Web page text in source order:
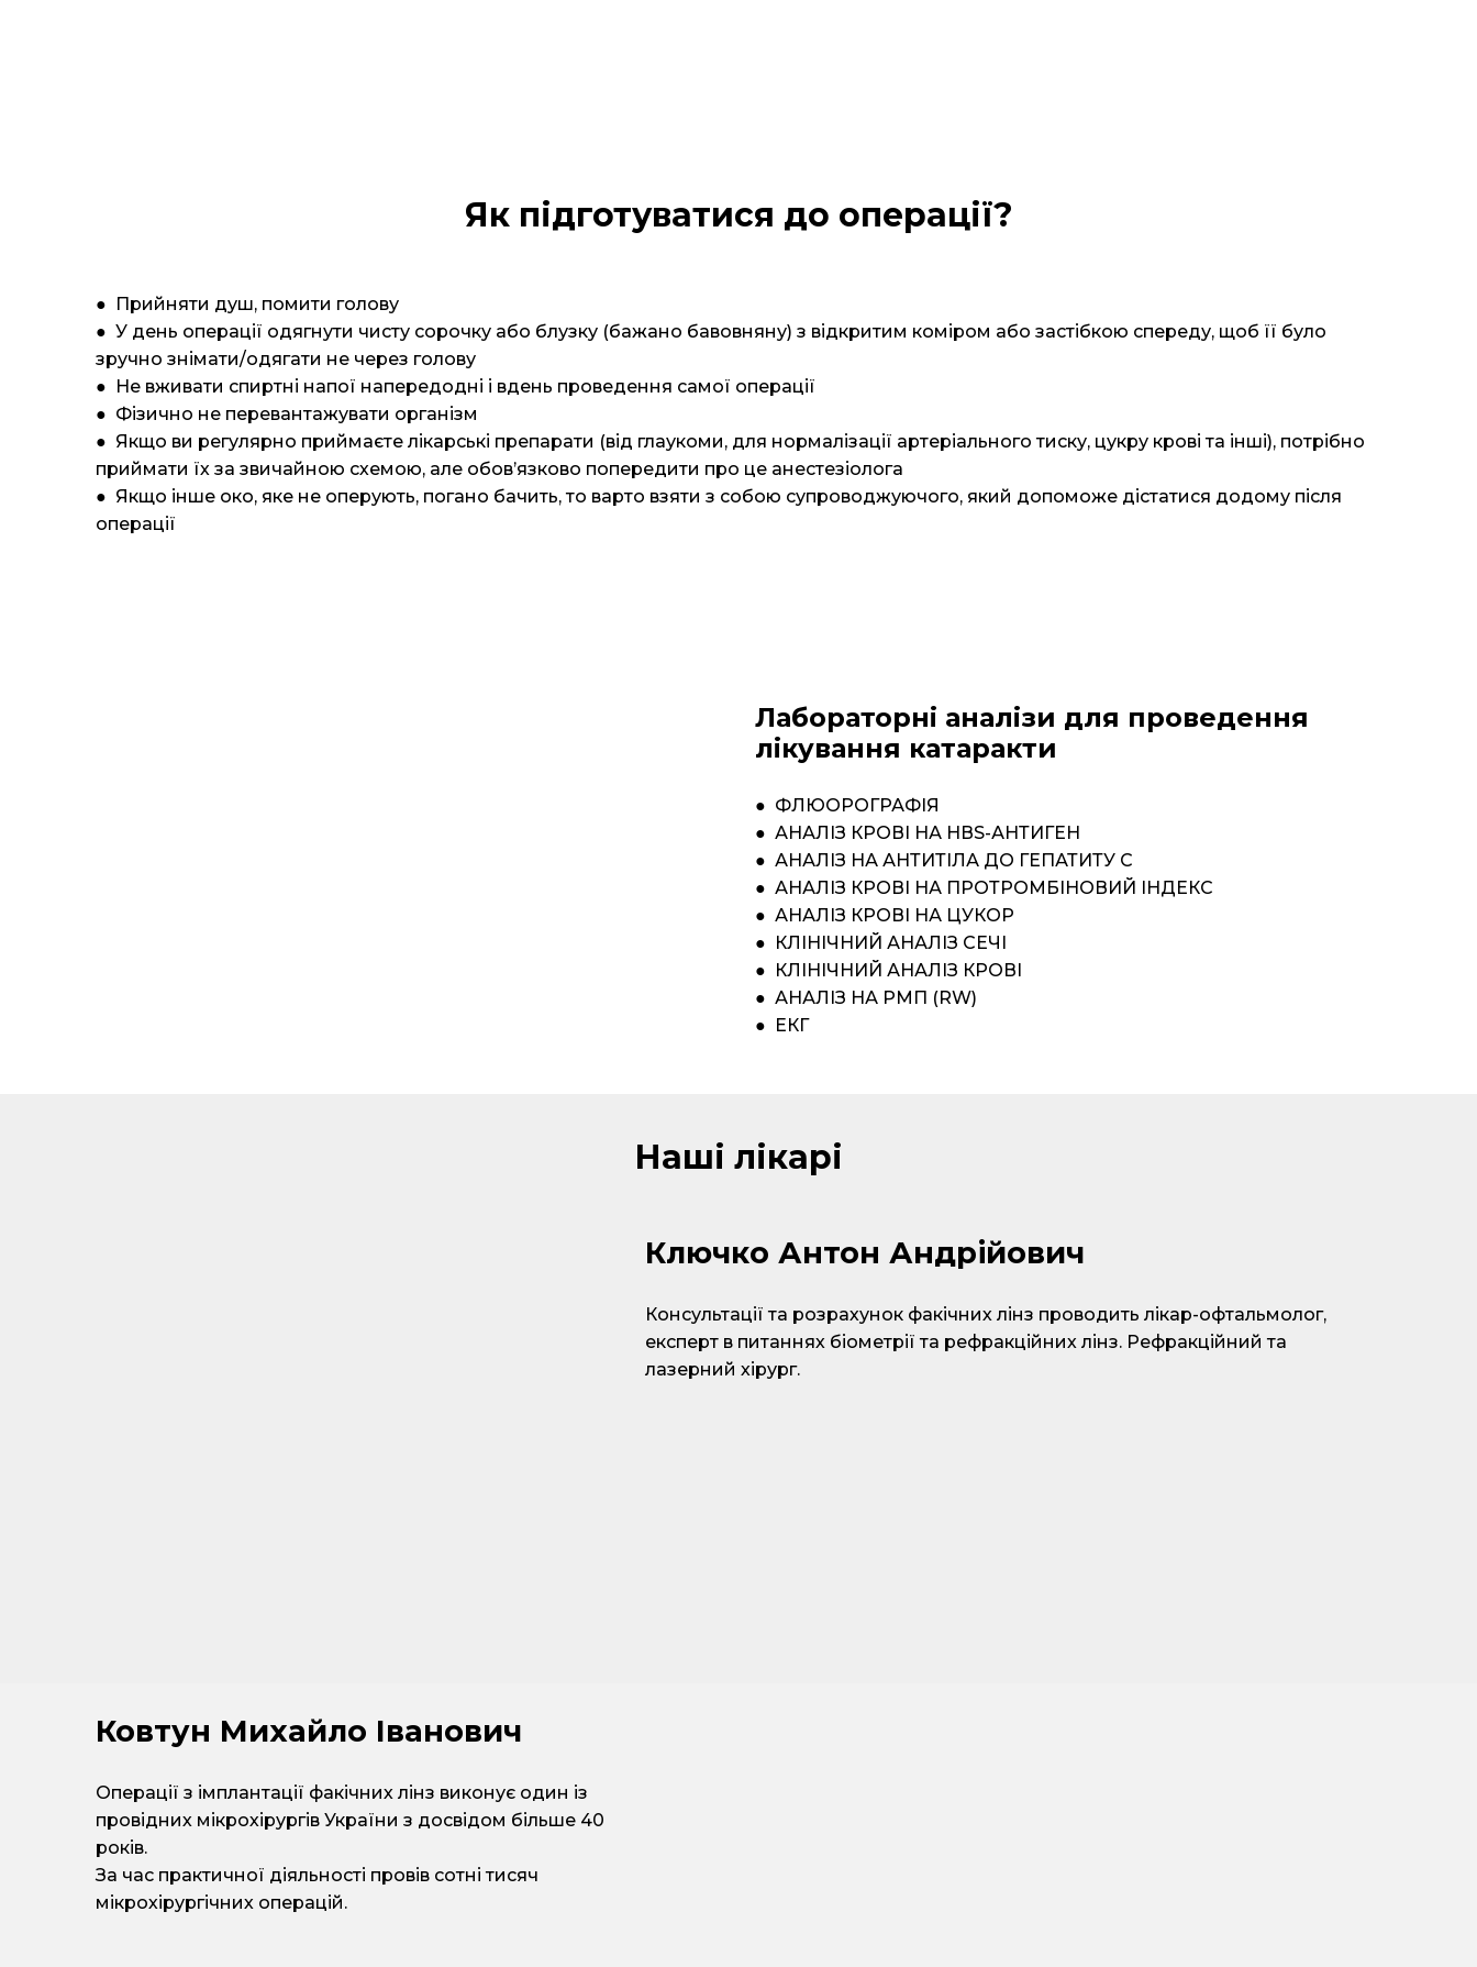
Як підготуватися до операції?
● Прийняти душ, помити голову
● У день операції одягнути чисту сорочку або блузку (бажано бавовняну) з відкритим коміром або застібкою спереду, щоб її було
зручно знімати/одягати не через голову
● Не вживати спиртні напої напередодні і вдень проведення самої операції
● Фізично не перевантажувати організм
● Якщо ви регулярно приймаєте лікарські препарати (від глаукоми, для нормалізації артеріального тиску, цукру крові та інші), потрібно
приймати їх за звичайною схемою, але обов’язково попередити про це анестезіолога
● Якщо інше око, яке не оперують, погано бачить, то варто взяти з собою супроводжуючого, який допоможе дістатися додому після
операції
Лабораторні аналізи для проведення
лікування катаракти
● ФЛЮОРОГРАФІЯ
● АНАЛІЗ КРОВІ НА НВS-АНТИГЕН
● АНАЛІЗ НА АНТИТІЛА ДО ГЕПАТИТУ С
● АНАЛІЗ КРОВІ НА ПРОТРОМБІНОВИЙ ІНДЕКС
● АНАЛІЗ КРОВІ НА ЦУКОР
● КЛІНІЧНИЙ АНАЛІЗ СЕЧІ
● КЛІНІЧНИЙ АНАЛІЗ КРОВІ
● АНАЛІЗ НА РМП (RW)
● ЕКГ
Наші лікарі
Ключко Антон Андрійович
Консультації та розрахунок факічних лінз проводить лікар-офтальмолог,
експерт в питаннях біометрії та рефракційних лінз. Рефракційний та
лазерний хірург.
Ковтун Михайло Іванович
Операції з імплантації факічних лінз виконує один із
провідних мікрохірургів України з досвідом більше 40
років.
За час практичної діяльності провів сотні тисяч
мікрохірургічних операцій.